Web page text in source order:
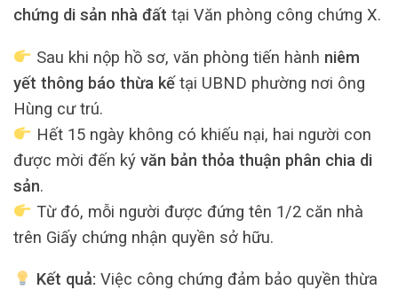
chứng di sản nhà đất tại Văn phòng công chứng X.
Sau khi nộp hồ sơ, văn phòng tiến hành niêm
yết thông báo thừa kếtại UBND phường nơi ông
Hùng cư trú.
Hết 15 ngày không có khiếu nại, hai người con
được mời đến ký văn bản thỏa thuận phân chia di
sản.
Từ đó, mỗi người được đứng tên 1/2 căn nhà
trên Giấy chứng nhận quyền sở hữu.
Kết quả: Việc công chứng đảm bảo quyền thừa